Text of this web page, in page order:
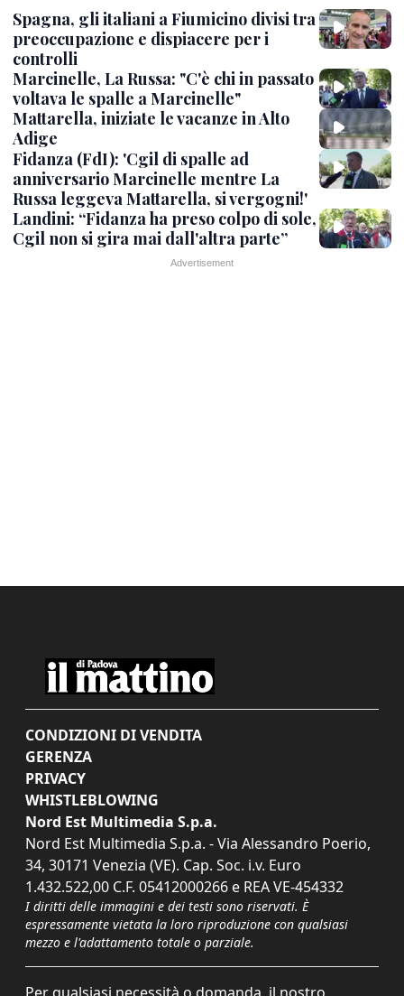
Spagna, gli italiani a Fiumicino divisi tra
preoccupazione e dispiacere per i
controlli
Marcinelle, La Russa: "C'è chi in passato
voltava le spalle a Marcinelle"
Mattarella, iniziate le vacanze in Alto
Adige
Fidanza (FdI): 'Cgil di spalle ad
anniversario Marcinelle mentre La
Russa leggeva Mattarella, si vergogni!'
Landini: “Fidanza ha preso colpo di sole,
Cgil non si gira mai dall'altra parte”
CONDIZIONI DI VENDITA
GERENZA
PRIVACY
WHISTLEBLOWING
Nord Est Multimedia S.p.a.
Nord Est Multimedia S.p.a. - Via Alessandro Poerio,
34, 30171 Venezia (VE). Cap. Soc. i.v. Euro
1.432.522,00 C.F. 05412000266 e REA VE-454332
I diritti delle immagini e dei testi sono riservati. È
espressamente vietata la loro riproduzione con qualsiasi
mezzo e l'adattamento totale o parziale.